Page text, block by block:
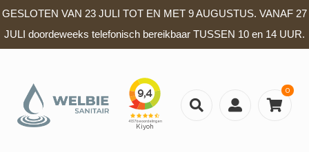
GESLOTEN VAN 23 JULI TOT EN MET 9 AUGUSTUS. VANAF 27
JULI doordeweeks telefonisch bereikbaar TUSSEN 10 en 14 UUR.
0